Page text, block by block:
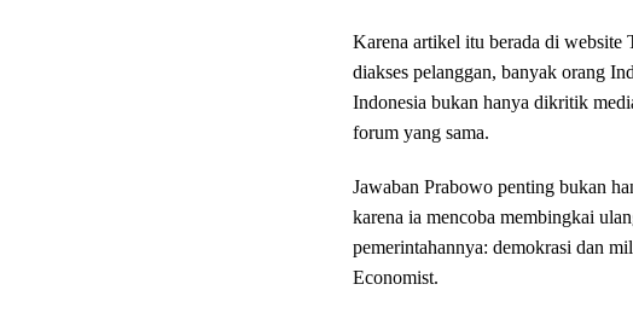
Karena artikel itu berada di website
diakses pelanggan, banyak orang
Indonesia bukan hanya dikritik
forum yang sama.
Jawaban Prabowo penting bukan
karena ia mencoba membingkai
pemerintahannya: demokrasi dan
Economist.